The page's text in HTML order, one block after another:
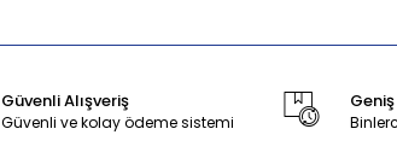
Güvenli Alışveriş
Güvenli ve kolay ödeme sistemi